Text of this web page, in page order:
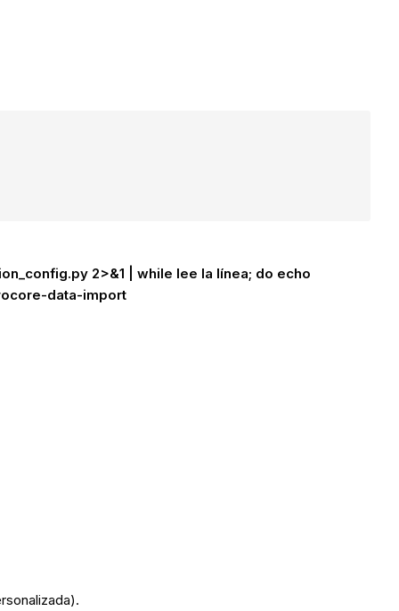
2>&1 | while lee la línea; do echo
data-import